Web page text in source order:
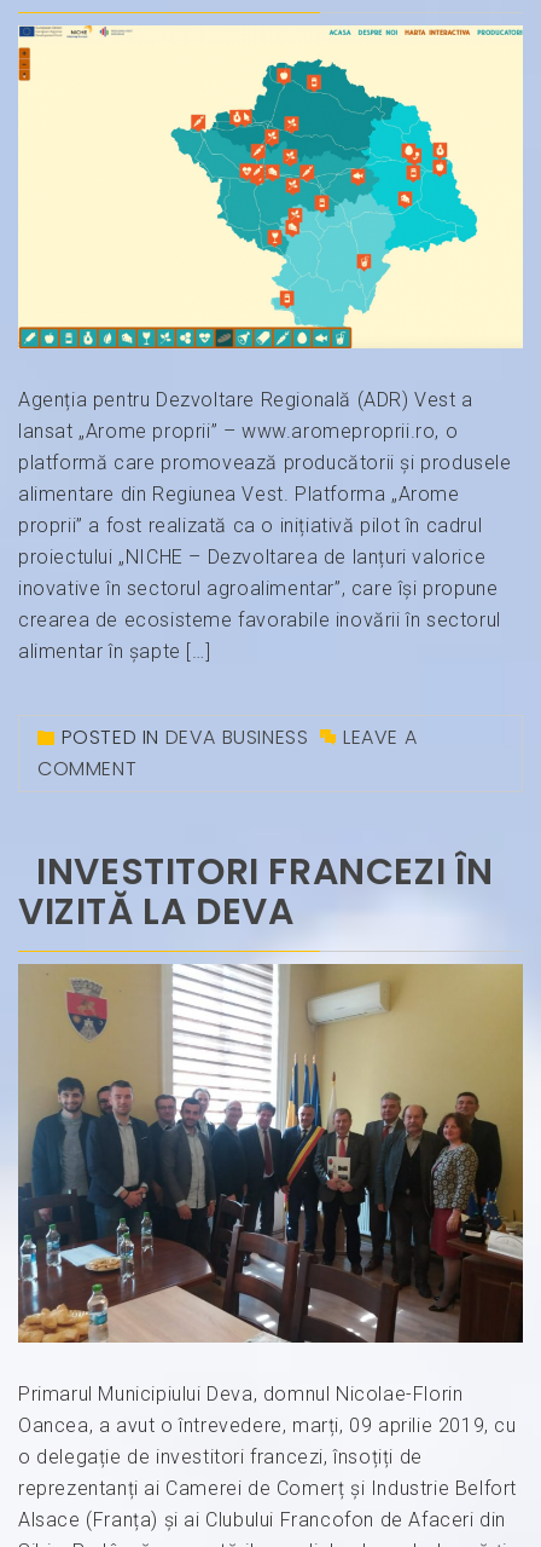
Agenția pentru Dezvoltare Regională (ADR) Vest a
lansat „Arome proprii” – www.aromeproprii.ro, o
platformă care promovează producătorii și produsele
alimentare din Regiunea Vest. Platforma „Arome
proprii” a fost realizată ca o inițiativă pilot în cadrul
proiectului „NICHE – Dezvoltarea de lanțuri valorice
inovative în sectorul agroalimentar”, care își propune
crearea de ecosisteme favorabile inovării în sectorul
alimentar în șapte […]
POSTED IN DEVA BUSINESS
LEAVE A
COMMENT
INVESTITORI FRANCEZI ÎN
VIZITĂ LA DEVA
Primarul Municipiului Deva, domnul Nicolae-Florin
Oancea, a avut o întrevedere, marți, 09 aprilie 2019, cu
o delegație de investitori francezi, însoțiți de
reprezentanți ai Camerei de Comerț și Industrie Belfort
Alsace (Franța) și ai Clubului Francofon de Afaceri din